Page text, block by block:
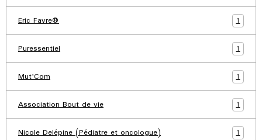
Eric Favre® 1
Puressentiel 1
Mut'Com 1
Association Bout de vie 1
Nicole Delépine (Pédiatre et oncologue) 1